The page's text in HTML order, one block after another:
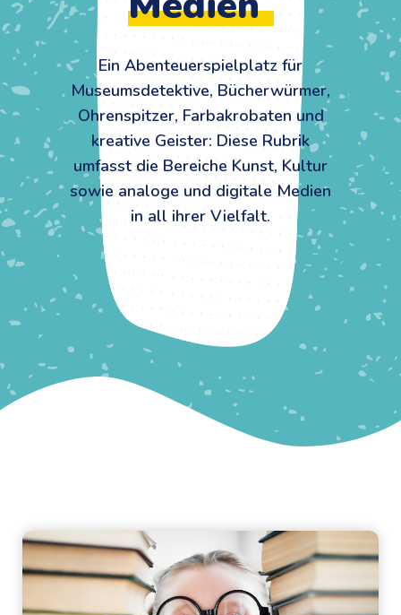
Ein Abenteuerspielplatz für
Museumsdetektive, Bücherwürmer,
Ohrenspitzer, Farbakrobaten und
kreative Geister: Diese Rubrik
umfasst die Bereiche Kunst, Kultur
sowie analoge und digitale Medien
in all ihrer Vielfalt.